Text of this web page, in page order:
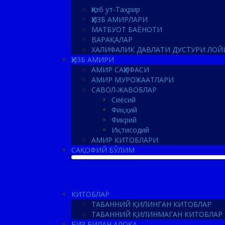
Ҳизб ут-Таҳрир
ҲИЗБ АМИРЛАРИ
МАТБУОТ БАЁНОТИ
ВАРАҚАЛАР
ХАЛИФАЛИК ДАВЛАТИ ДУСТУРИ
ҲИЗБ АМИРИ
АМИР САҲИФАСИ
АМИР МУРОЖААТЛАРИ
САВОЛ-ЖАВОБЛАР
Сиёсий
Фиқҳий
Фикрий
Иқтисодий
АМИР КИТОБЛАРИ
САҚОФИЙ БЎЛИМ
КИТОБЛАР
ТАБАННИЙ ҚИЛИНГАН КИТОБЛАР
ТАБАННИЙ ҚИЛИНМАГАН КИТОБЛАР